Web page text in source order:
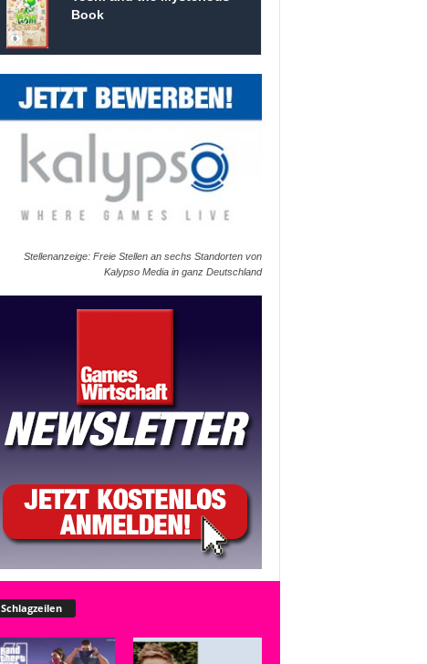
Book
Stellenanzeige: Freie Stellen an sechs Standorten von
Kalypso Media in ganz Deutschland
Schlagzeilen